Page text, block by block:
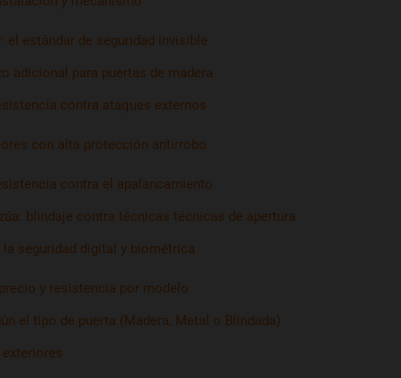
el estándar de seguridad invisible
adicional para puertas de madera
contra ataques externos
con alta protección antirrobo
contra el apalancamiento
blindaje contra técnicas técnicas de apertura
seguridad digital y biométrica
y resistencia por modelo
el tipo de puerta (Madera, Metal o Blindada)